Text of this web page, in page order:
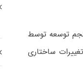
توسعه توسط
ساختاری